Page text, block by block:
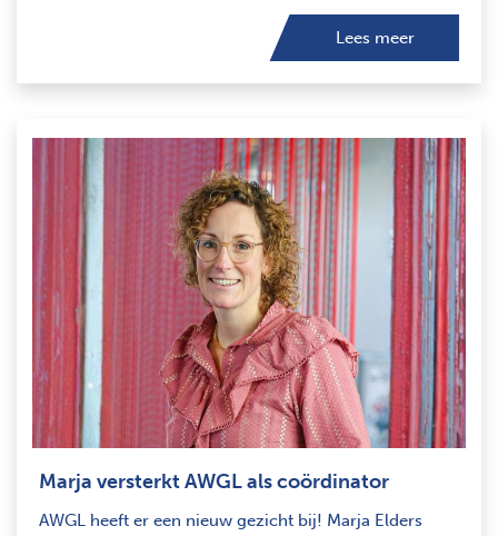
Lees meer
Marja versterkt AWGL als coördinator
AWGL heeft er een nieuw gezicht bij! Marja Elders